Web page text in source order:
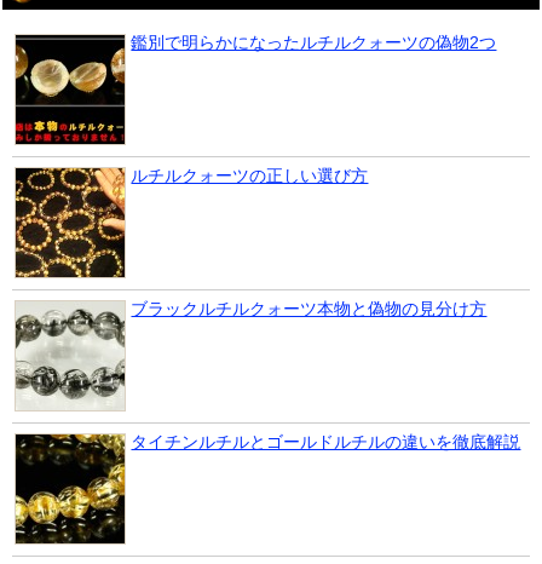
鑑別で明らかになったルチルクォーツの偽物2つ
ルチルクォーツの正しい選び方
ブラックルチルクォーツ本物と偽物の見分け方
タイチンルチルとゴールドルチルの違いを徹底解説